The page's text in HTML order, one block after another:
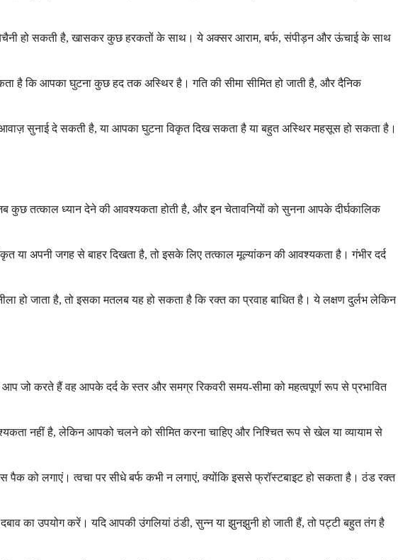
हो सकती है, खासकर कुछ हरकतों के साथ। ये अक्सर आराम, बर्फ, संपीड़न और ऊंचाई के साथ
है कि आपका घुटना कुछ हद तक अस्थिर है। गति की सीमा सीमित हो जाती है, और दैनिक
सुनाई दे सकती है, या आपका घुटना विकृत दिख सकता है या बहुत अस्थिर महसूस हो सकता है।
तत्काल ध्यान देने की आवश्यकता होती है, और इन चेतावनियों को सुनना आपके दीर्घकालिक
अपनी जगह से बाहर दिखता है, तो इसके लिए तत्काल मूल्यांकन की आवश्यकता है। गंभीर दर्द
जाता है, तो इसका मतलब यह हो सकता है कि रक्त का प्रवाह बाधित है। ये लक्षण दुर्लभ लेकिन
जो करते हैं वह आपके दर्द के स्तर और समग्र रिकवरी समय-सीमा को महत्वपूर्ण रूप से प्रभावित
नहीं है, लेकिन आपको चलने को सीमित करना चाहिए और निश्चित रूप से खेल या व्यायाम से
को लगाएं। त्वचा पर सीधे बर्फ कभी न लगाएं, क्योंकि इससे फ्रॉस्टबाइट हो सकता है। ठंड रक्त
का उपयोग करें। यदि आपकी उंगलियां ठंडी, सुन्न या झुनझुनी हो जाती हैं, तो पट्टी बहुत तंग है